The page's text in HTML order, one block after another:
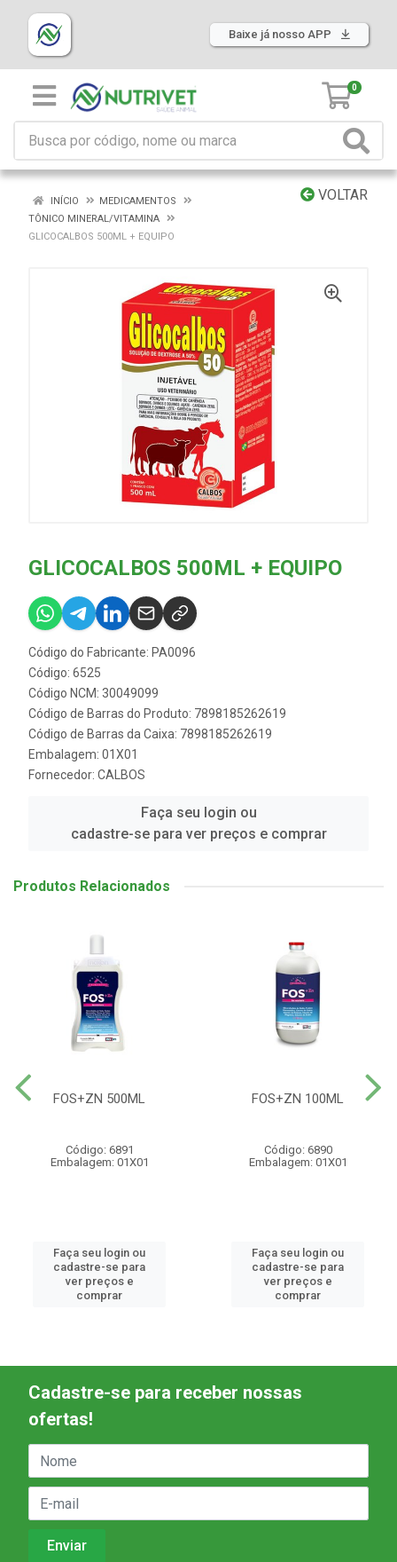
Baixe já nosso APP
0
VOLTAR
INÍCIO
MEDICAMENTOS
TÔNICO MINERAL/VITAMINA
GLICOCALBOS 500ML + EQUIPO
GLICOCALBOS 500ML + EQUIPO
Código do Fabricante: PA0096
Código: 6525
Código NCM: 30049099
Código de Barras do Produto: 7898185262619
Código de Barras da Caixa: 7898185262619
Embalagem: 01X01
Fornecedor: CALBOS
Faça seu login ou
cadastre-se para ver preços e comprar
Produtos Relacionados
FOS+ZN 500ML
Código: 6891
Embalagem: 01X01
Faça seu login ou
cadastre-se para
ver preços e
comprar
FOS+ZN 100ML
Código: 6890
Embalagem: 01X01
Faça seu login ou
cadastre-se para
ver preços e
comprar
Cadastre-se para receber nossas
ofertas!